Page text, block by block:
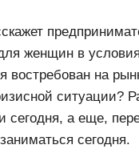
женщин в
востребован на
ситуации?
сегодня, а еще,
сегодня.